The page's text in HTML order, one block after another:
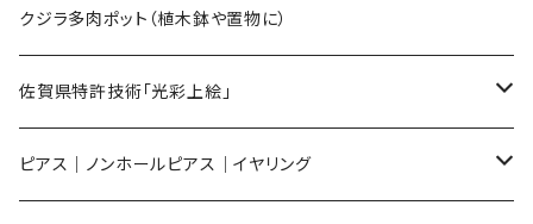
Sサイズ
flower
メンズ ギフトセット
クジラ多肉ポット（植木鉢や置物に）
佐賀県特許技術「光彩上絵」
ピアス
ピアス｜ノンホールピアス｜イヤリング